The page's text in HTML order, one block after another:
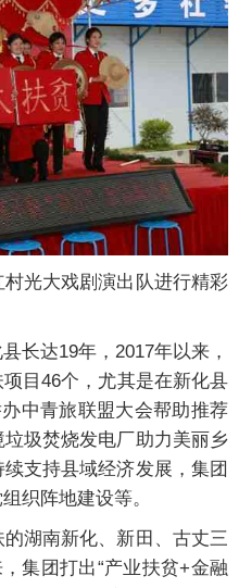
大戏剧演出队进行精彩
达19年，2017年以来，
目46个，尤其是在新化县
中青旅联盟大会帮助推荐
圾焚烧发电厂助力美丽乡
支持县域经济发展，集团
织阵地建设等。
湖南新化、新田、古丈三
集团打出“产业扶贫+金融